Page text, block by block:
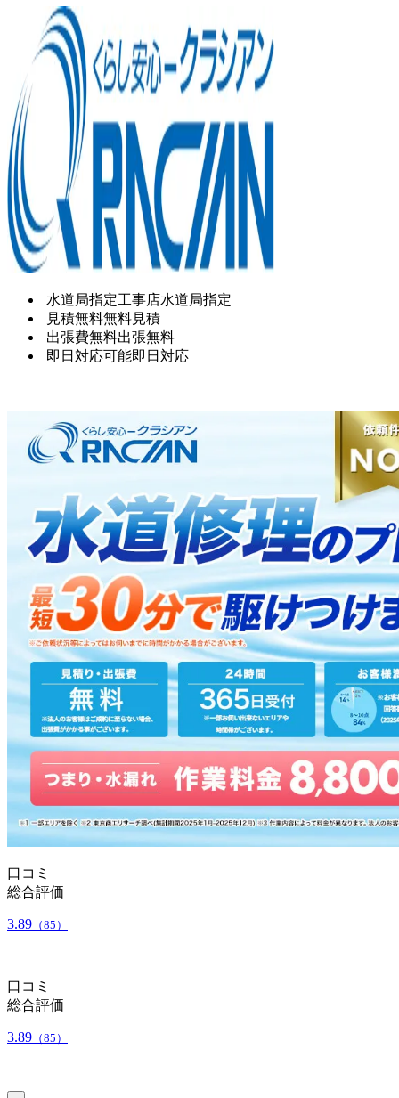
水道局指定工事店水道局指定
見積無料無料見積
出張費無料出張無料
即日対応可能即日対応
口コミ
総合評価
3.89 （85）
口コミ
総合評価
3.89 （85）